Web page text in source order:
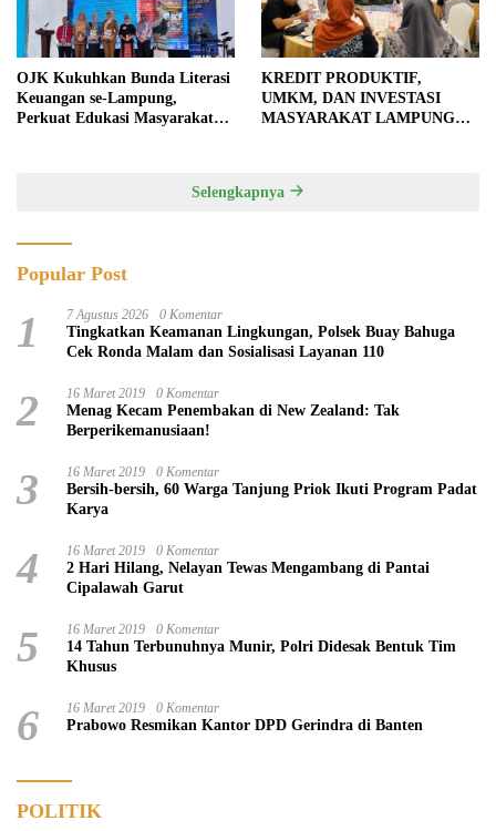
OJK Kukuhkan Bunda Literasi
Keuangan se-Lampung,
Perkuat Edukasi Masyarakat
KREDIT PRODUKTIF,
UMKM, DAN INVESTASI
MASYARAKAT LAMPUNG
Selengkapnya
Popular Post
1 7 Agustus 2026 0 Komentar
Tingkatkan Keamanan Lingkungan, Polsek Buay Bahuga
Cek Ronda Malam dan Sosialisasi Layanan 110
2 16 Maret 2019 0 Komentar
Menag Kecam Penembakan di New Zealand: Tak
Berperikemanusiaan!
3 16 Maret 2019 0 Komentar
Bersih-bersih, 60 Warga Tanjung Priok Ikuti Program Padat
Karya
4 16 Maret 2019 0 Komentar
2 Hari Hilang, Nelayan Tewas Mengambang di Pantai
Cipalawah Garut
5 16 Maret 2019 0 Komentar
14 Tahun Terbunuhnya Munir, Polri Didesak Bentuk Tim
Khusus
6 16 Maret 2019 0 Komentar
Prabowo Resmikan Kantor DPD Gerindra di Banten
POLITIK